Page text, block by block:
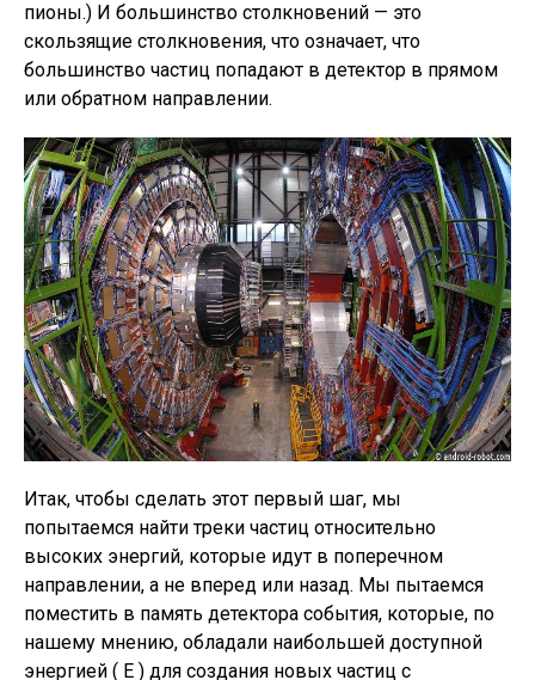
пионы.) И большинство столкновений — это
скользящие столкновения, что означает, что
большинство частиц попадают в детектор в прямом
или обратном направлении.
Итак, чтобы сделать этот первый шаг, мы
попытаемся найти треки частиц относительно
высоких энергий, которые идут в поперечном
направлении, а не вперед или назад. Мы пытаемся
поместить в память детектора события, которые, по
нашему мнению, обладали наибольшей доступной
энергией ( E ) для создания новых частиц с